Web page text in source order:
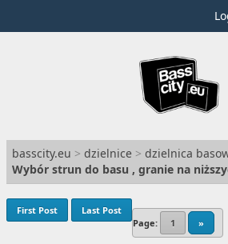
basscity.eu > dzielnice > dzielnica
Wybór strun do basu , granie na
Page: 1 »
First Post Last Post